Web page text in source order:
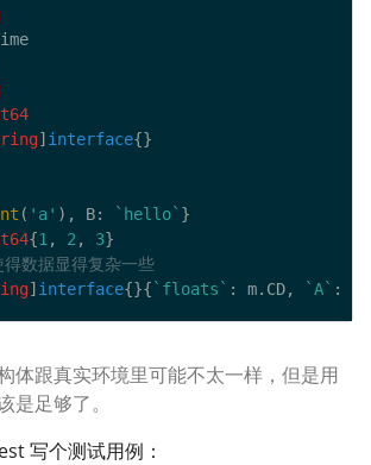
] interface
( 'a' ), B: `hello`
{1 , 2 , 3
] interface{}{ `floats` : m.CD, `A` :
体跟真实环境里可能不太一样，但是用
是足够了。
写个测试用例：